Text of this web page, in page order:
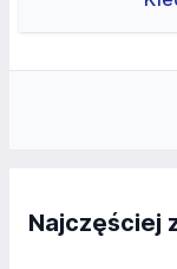
Najczęściej